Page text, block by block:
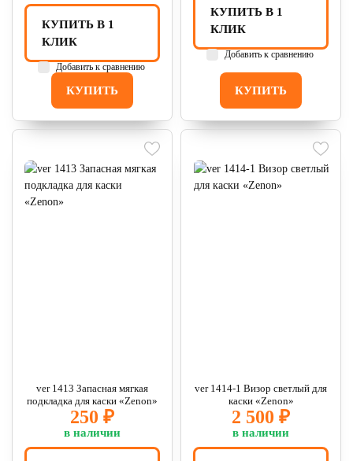
КУПИТЬ
КУПИТЬ В 1
КЛИК
Добавить к сравнению
КУПИТЬ
КУПИТЬ В 1
КЛИК
Добавить к сравнению
ver 1413 Запасная мягкая
подкладка для каски «Zenon»
250 ₽
в наличии
ver 1414-1 Визор светлый для
каски «Zenon»
2 500 ₽
в наличии